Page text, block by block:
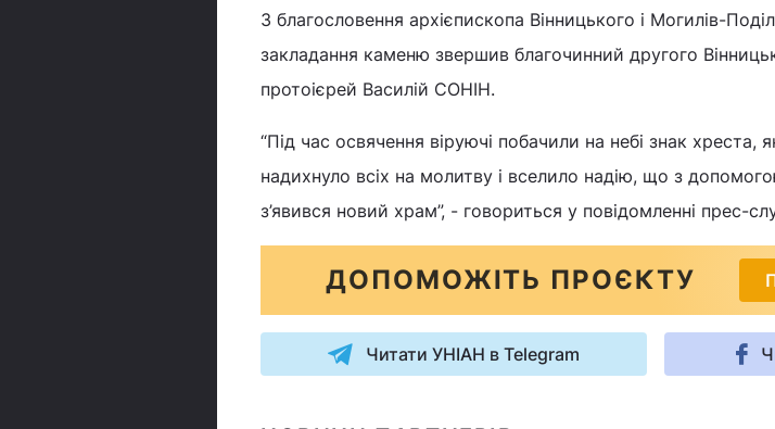
З благословення архієпископа Вінницького і Могилів-
закладання каменю звершив благочинний другого
протоієрей Василій СОНІН.
“Під час освячення віруючі побачили на небі знак
надихнуло всіх на молитву і вселило надію, що з
з’явився новий храм”, - говориться у повідомленні прес-
ДОПОМОЖІТЬ ПРОЄКТУ
Читати УНІАН в Telegram